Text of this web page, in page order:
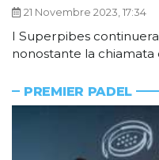
21 Novembre 2023, 17:34
I Superpibes
nonostante la chiamata
PREMIER PADEL